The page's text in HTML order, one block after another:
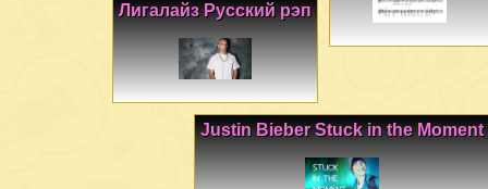
Лигалайз Русский рэп
Justin Bieber Stuck in the Moment